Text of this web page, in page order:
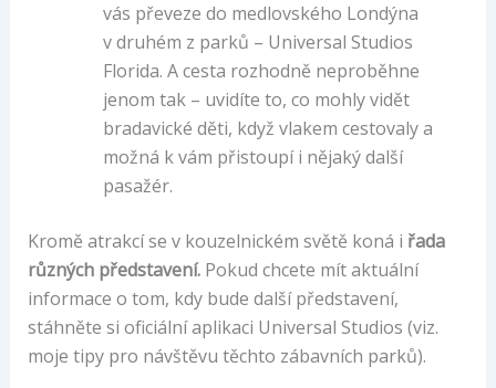
vás převeze do medlovského Londýna
v druhém z parků – Universal Studios
Florida. A cesta rozhodně neproběhne
jenom tak – uvidíte to, co mohly vidět
bradavické děti, když vlakem cestovaly a
možná k vám přistoupí i nějaký další
pasažér.
Kromě atrakcí se v kouzelnickém světě koná i řada
různých představení.Pokud chcete mít aktuální
informace o tom, kdy bude další představení,
stáhněte si oficiální aplikaci Universal Studios (viz.
moje tipy pro návštěvu těchto zábavních parků).